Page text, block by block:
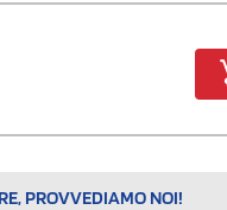
PROVVEDIAMO NOI!